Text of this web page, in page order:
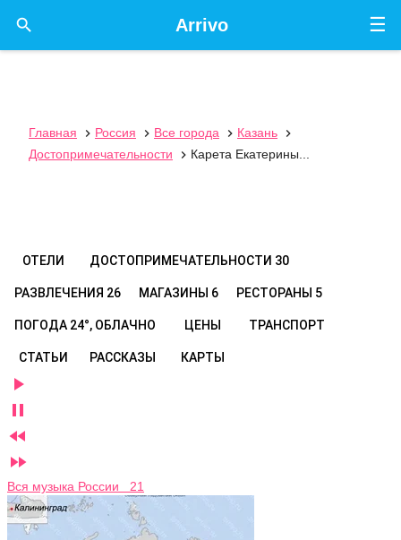
☰
Arrivo

Главная  Россия  Все города  Казань

Достопримечательности
 Карета Екатерины...
ОТЕЛИ ДОСТОПРИМЕЧАТЕЛЬНОСТИ 30
РАЗВЛЕЧЕНИЯ 26 МАГАЗИНЫ 6 РЕСТОРАНЫ 5
ПОГОДА 24°, ОБЛАЧНО ЦЕНЫ ТРАНСПОРТ
СТАТЬИ РАССКАЗЫ КАРТЫ




Вся музыка России 21